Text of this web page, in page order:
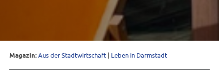
Magazin:Aus der Stadtwirtschaft Leben in Darmstadt